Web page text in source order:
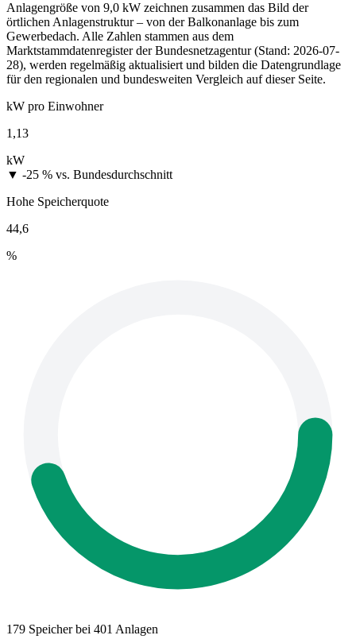
Anlagengröße von 9,0 kW zeichnen zusammen das Bild der
örtlichen Anlagenstruktur – von der Balkonanlage bis zum
Gewerbedach. Alle Zahlen stammen aus dem
Marktstammdatenregister der Bundesnetzagentur (Stand: 2026-07-
28), werden regelmäßig aktualisiert und bilden die Datengrundlage
für den regionalen und bundesweiten Vergleich auf dieser Seite.
kW pro Einwohner
1,13
kW
▼ -25 % vs. Bundesdurchschnitt
Hohe Speicherquote
44,6
%
179 Speicher bei 401 Anlagen